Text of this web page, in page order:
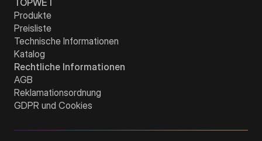
TOPWET
Produkte
Preisliste
Technische Informationen
Katalog
Rechtliche Informationen
AGB
Reklamationsordnung
GDPR und Cookies